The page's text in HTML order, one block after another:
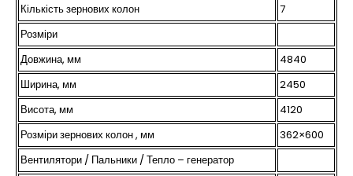
Кількість зернових колон
7
Розміри
Довжина, мм
4840
Ширина, мм
2450
Висота, мм
4120
Розміри зернових колон , мм
362×600
Вентилятори / Пальники / Тепло – генератор